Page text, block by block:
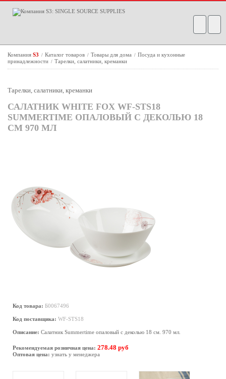
Компания S3 / Каталог товаров / Товары для дома / Посуда и кухонные
принадлежности / Тарелки, салатники, креманки
Тарелки, салатники, креманки
САЛАТНИК WHITE FOX WF-STS18
SUMMERTIME ОПАЛОВЫЙ С ДЕКОЛЬЮ 18
СМ 970 МЛ
Код товара: Б0067496
Код поставщика: WF-STS18
Описание: Салатник Summertime опаловый с деколью 18 см. 970 мл.
Рекомендуемая розничная цена: 278.48 руб
Оптовая цена: узнать у менеджера